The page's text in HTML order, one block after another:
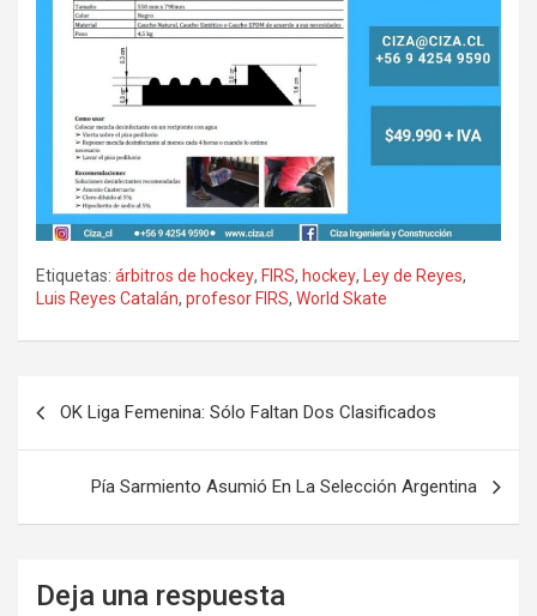
Etiquetas: árbitros de hockey, FIRS, hockey, Ley de Reyes,
Luis Reyes Catalán, profesor FIRS, World Skate
entradas
OK Liga Femenina: Sólo Faltan Dos Clasificados
Pía Sarmiento Asumió En La Selección Argentina
Deja una respuesta